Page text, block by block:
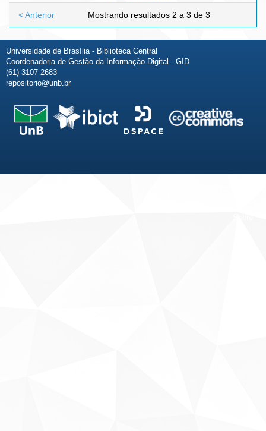
Mostrando resultados 2 a 3 de 3
< Anterior
Universidade de Brasília - Biblioteca Central
Coordenadoria de Gestão da Informação Digital - GID
(61) 3107-2683
repositorio@unb.br